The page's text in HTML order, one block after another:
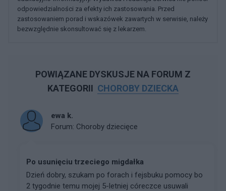
odpowiedzialności za efekty ich zastosowania. Przed
zastosowaniem porad i wskazówek zawartych w serwisie, należy
bezwzględnie skonsultować się z lekarzem.
POWIĄZANE DYSKUSJE NA FORUM Z
KATEGORII CHOROBY DZIECKA
ewa k.
Forum: Choroby dziecięce
Po usunięciu trzeciego migdałka
Dzień dobry, szukam po forach i fejsbuku pomocy bo
2 tygodnie temu mojej 5-letniej córeczce usuwali